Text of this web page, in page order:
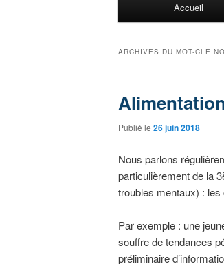
Aller au
Aller au
Accueil
ARCHIVES DU MOT-CLÉ
Publié le 26 juin 2018
Nous parlons
particulièrement de la
troubles mentaux) :
Par exemple : une
souffre de tendances
préliminaire